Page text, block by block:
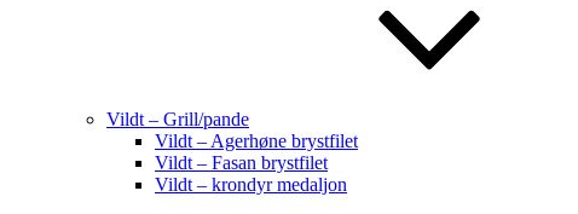
Vildt – Grill/pande
Vildt – Agerhøne brystfilet
Vildt – Fasan brystfilet
Vildt – krondyr medaljon